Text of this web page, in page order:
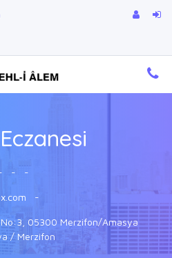
- -
-
No:3, 05300 Merzifon/Amasya
/ Merzifon